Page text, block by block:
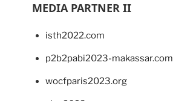
MEDIA PARTNER II
isth2022.com
p2b2pabi2023-makassar.com
wocfparis2023.org